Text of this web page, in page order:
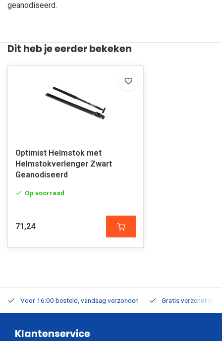
geanodiseerd.
Dit heb je eerder bekeken
Optimist Helmstok met
Helmstokverlenger Zwart
Geanodiseerd
Op voorraad
71,24
Voor 16:00 besteld, vandaag verzonden Gratis verzending
Klantenservice